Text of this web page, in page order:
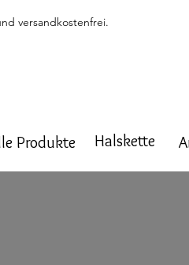
versandkostenfrei.
Produkte Halskette